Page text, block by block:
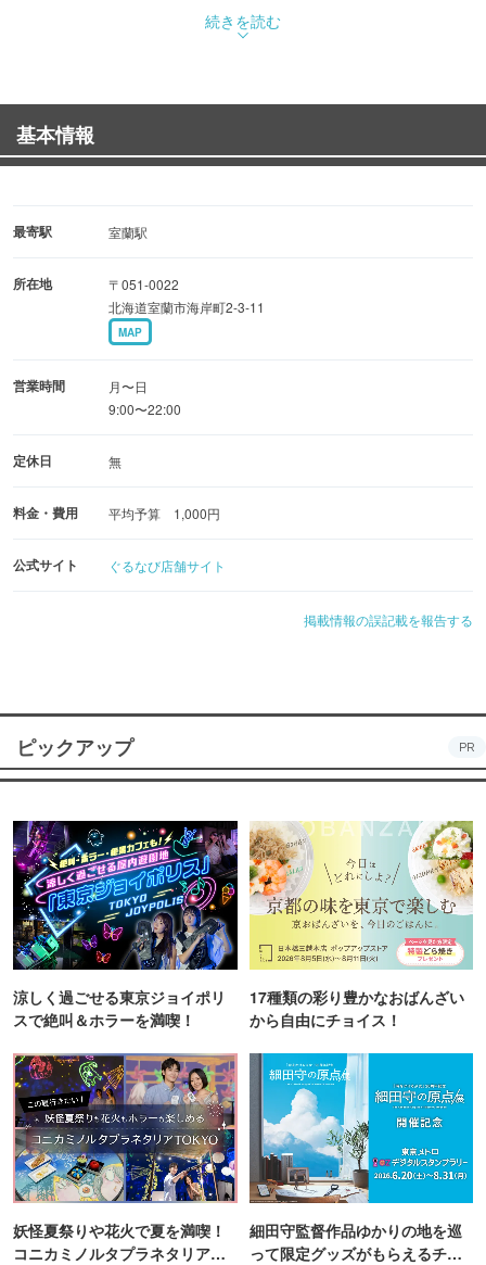
と”できるお弁当で、“もっと”お客様を笑顔にする。これか
らも、そんなお弁当をお届けします。
続きを読む
基本情報
最寄駅 室蘭駅
所在地
〒051-0022
北海道室蘭市海岸町2-3-11
MAP
営業時間
月〜日
9:00〜22:00
定休日 無
料金・費用 平均予算 1,000円
公式サイト ぐるなび店舗サイト
掲載情報の誤記載を報告する
ピックアップ PR
涼しく過ごせる東京ジョイポリ
スで絶叫＆ホラーを満喫！
17種類の彩り豊かなおばんざい
から自由にチョイス！
妖怪夏祭りや花火で夏を満喫！
コニカミノルタプラネタリア
細田守監督作品ゆかりの地を巡
って限定グッズがもらえるチャ